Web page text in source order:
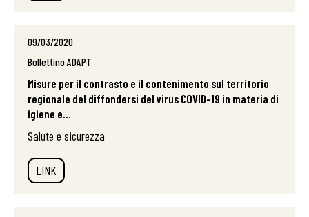
09/03/2020
Bollettino ADAPT
Misure per il contrasto e il contenimento sul territorio
regionale del diffondersi del virus COVID-19 in materia di
igiene e...
Salute e sicurezza
LINK